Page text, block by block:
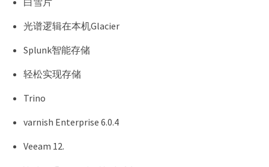
光谱逻辑在本机Glacier
Splunk智能存储
轻松实现存储
Trino
varnish Enterprise 6.0.4
Veeam 12.